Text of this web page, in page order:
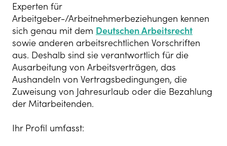
Experten für
Arbeitgeber-/Arbeitnehmerbeziehungen kennen
sich genau mit dem Deutschen Arbeitsrecht
sowie anderen arbeitsrechtlichen Vorschriften
aus. Deshalb sind sie verantwortlich für die
Ausarbeitung von Arbeitsverträgen, das
Aushandeln von Vertragsbedingungen, die
Zuweisung von Jahresurlaub oder die Bezahlung
der Mitarbeitenden.
Ihr Profil umfasst: